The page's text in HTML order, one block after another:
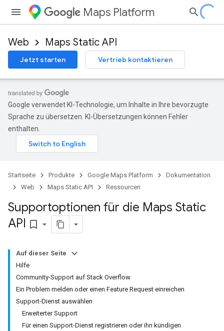
Maps Platform
Web Maps Static API
Jetzt starten Vertrieb kontaktieren
Google verwendet KI-Technologie, um Inhalte in Ihre bevorzugte
Sprache zu übersetzen. KI-Übersetzungen können Fehler
enthalten.
Startseite Produkte Google Maps Platform
Dokumentation
Web
Maps Static API Ressourcen
Supportoptionen für die Maps Static
API bookmark_border
Auf dieser Seite
Hilfe
Community-Support auf Stack Overflow
Ein Problem melden oder einen Feature Request einreichen
Support-Dienst auswählen
Erweiterter Support
Für einen Support-Dienst registrieren oder ihn kündigen